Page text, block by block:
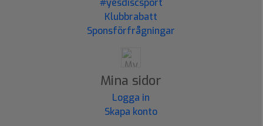
#yesdiscsport
Klubbrabatt
Sponsförfrågningar
Mina sidor
Logga in
Skapa konto